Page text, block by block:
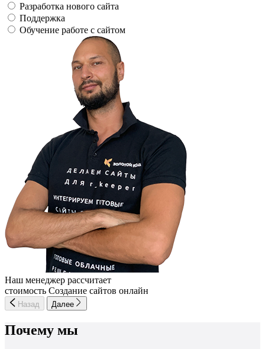
Разработка нового сайта
Поддержка
Обучение работе с сайтом
Наш менеджер рассчитает
стоимость Создание сайтов онлайн
Назад Далее
Почему мы